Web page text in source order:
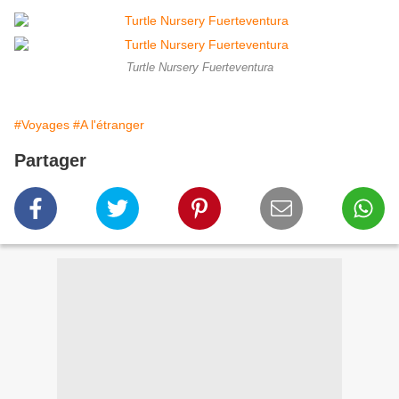
Turtle Nursery Fuerteventura
#Voyages #A l'étranger
Partager